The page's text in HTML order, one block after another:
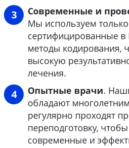
Современные и
Мы используем только
сертифицированные в
методы кодирования,
высокую
лечения.
Опытные врачи.
обладают
регулярно проходят
переподготовку,
современные и